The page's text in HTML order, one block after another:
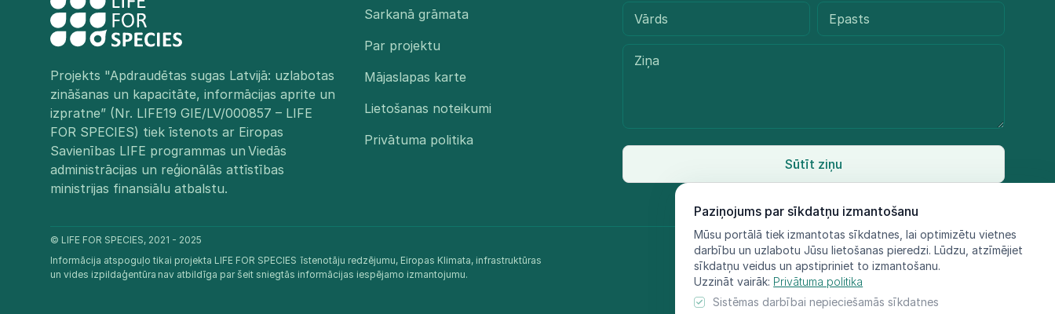
Paziņojums par sīkdatņu izmantošanu
Mūsu portālā tiek izmantotas sīkdatnes, lai optimizētu vietnes
darbību un uzlabotu Jūsu lietošanas pieredzi. Lūdzu, atzīmējiet
sīkdatņu veidus un apstipriniet to izmantošanu.
Uzzināt vairāk: Privātuma politika
Sistēmas darbībai nepieciešamās sīkdatnes
Projekts "Apdraudētas sugas Latvijā: uzlabotas
zināšanas un kapacitāte, informācijas aprite un
izpratne” (Nr. LIFE19 GIE/LV/000857 – LIFE
FOR SPECIES) tiek īstenots ar Eiropas
Savienības LIFE programmas un Viedās
administrācijas un reģionālās attīstības
ministrijas finansiālu atbalstu.​
Sarkanā grāmata
Par projektu
Mājaslapas karte
Lietošanas noteikumi
Privātuma politika
Sūtīt ziņu
© LIFE FOR SPECIES, 2021 - 2025
Informācija atspoguļo tikai projekta LIFE FOR SPECIES īstenotāju redzējumu, Eiropas Klimata, infrastruktūras
un vides izpildaģentūra nav atbildīga par šeit sniegtās informācijas iespējamo izmantojumu.​